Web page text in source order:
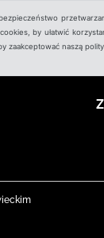
by ułatwić
zaakceptować naszą